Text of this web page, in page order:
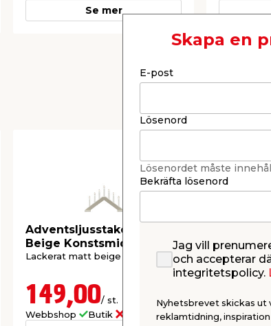
Se mer
Adventsljusstake 7-armad
Beige Konstsmide
Lackerat matt beige trä.
149,00/ st.
Webbshop
Butik
Vit
Vitlackerat
Webbshop
Skapa en
E-post
Lösenord
Lösenordet måste
Bekräfta lösenord
Jag vill
och accepterar
integritetspolicy.
Nyhetsbrevet skickas ut
reklamtidning,